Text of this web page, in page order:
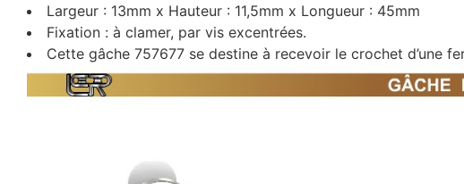
Largeur : 13mm x Hauteur : 11,5mm x Longueur : 45mm
Fixation : à clamer, par vis excentrées.
Cette gâche 757677 se destine à recevoir le crochet d’une